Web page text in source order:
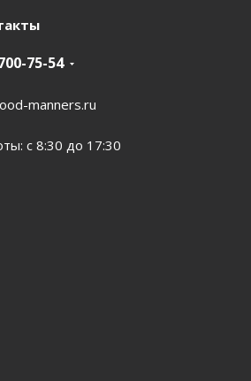
75-54
manners.ru
с 8:30 до 17:30